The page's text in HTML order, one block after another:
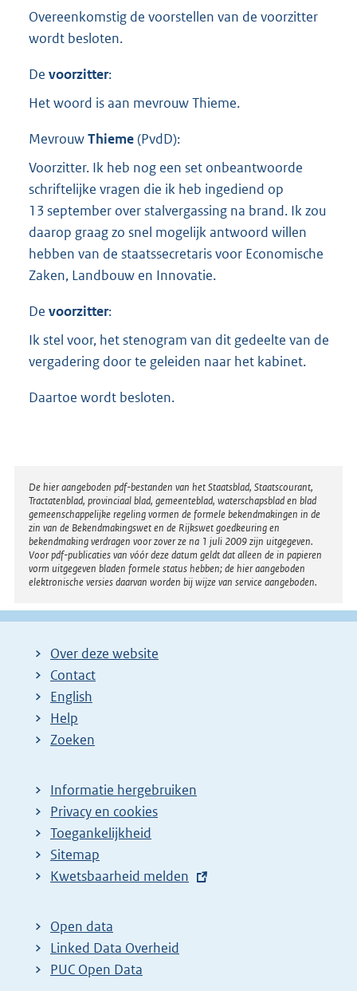
Overeenkomstig de voorstellen van de voorzitter
wordt besloten.
De voorzitter:
Het woord is aan mevrouw Thieme.
MevrouwThieme(PvdD):
Voorzitter. Ik heb nog een set onbeantwoorde
schriftelijke vragen die ik heb ingediend op
13 september over stalvergassing na brand. Ik zou
daarop graag zo snel mogelijk antwoord willen
hebben van de staatssecretaris voor Economische
Zaken, Landbouw en Innovatie.
De voorzitter:
Ik stel voor, het stenogram van dit gedeelte van de
vergadering door te geleiden naar het kabinet.
Daartoe wordt besloten.
Disclaimer
De hier aangeboden pdf-bestanden van het Staatsblad, Staatscourant,
Tractatenblad, provinciaal blad, gemeenteblad, waterschapsblad en blad
gemeenschappelijke regeling vormen de formele bekendmakingen in de
zin van de Bekendmakingswet en de Rijkswet goedkeuring en
bekendmaking verdragen voor zover ze na 1 juli 2009 zijn uitgegeven.
Voor pdf-publicaties van vóór deze datum geldt dat alleen de in papieren
vorm uitgegeven bladen formele status hebben; de hier aangeboden
elektronische versies daarvan worden bij wijze van service aangeboden.
Over deze website
Contact
English
Help
Zoeken
Informatie hergebruiken
Privacy en cookies
Toegankelijkheid
Sitemap
E
t
e
r
Kwetsbaarheid melden
Open data
Linked Data Overheid
PUC Open Data